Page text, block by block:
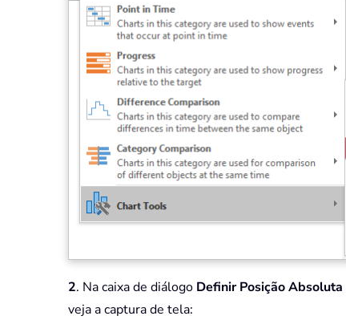
2. Na caixa de diálogo Definir Posição
veja a captura de tela: